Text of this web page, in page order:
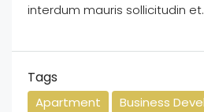
interdum mauris sollicitudin et.
Tags
Apartment
Business